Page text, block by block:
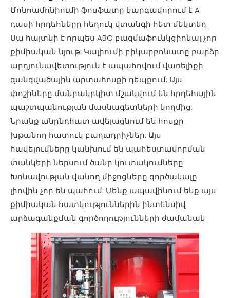
Մոնոամոնիումի ֆոսֆատը կարգավորում է A
դասի հրդեհները հեղուկ վտանգի հետ մեկտեղ:
Սա հայտնի է որպես ABC բազմաֆունկցիոնալ չոր
քիմիական նյութ: Կալիումի բիկարբոնատը բարձր
արդյունավետություն է ապահովում վառելիքի
զանգվածային արտահոսքի դեպքում: Այս
փոշիները մանրակրկիտ մշակվում են հրդեհային
պաշտպանության մասնագետների կողմից:
Նրանք անընդհատ ավելացնում են հոսքը
խթանող հատուկ բաղադրիչներ: Այս
հավելումները կանխում են պահեստավորման
տանկերի ներսում ծանր կուտակումները:
Խոնավության վանող միջոցները գործակալը
լիովին չոր են պահում: Մենք ապավինում ենք այս
քիմիական հատկություններին ինտենսիվ
արձագանքման գործողությունների ժամանակ: